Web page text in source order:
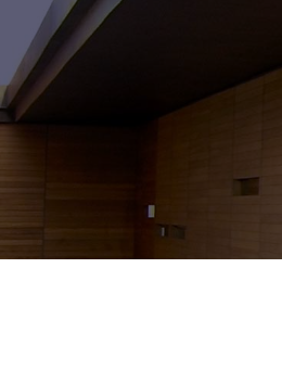
contenuto